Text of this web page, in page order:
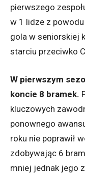
pierwszego
w 1 lidze z
gola w seniorskiej
starciu przeciwko
W pierwszym
koncie 8 bramek.
kluczowych
ponownego
roku nie poprawił
zdobywając 6
mniej jednak jego